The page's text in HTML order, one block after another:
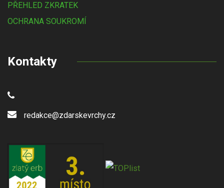
PŘEHLED ZKRATEK
OCHRANA SOUKROMÍ
Kontakty
redakce@zdarskevrchy.cz